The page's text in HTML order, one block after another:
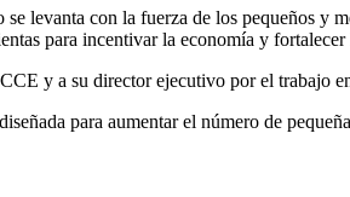
levanta con la fuerza de los pequeños y
para incentivar la economía y
y a su director ejecutivo por el trabajo
para aumentar el número de